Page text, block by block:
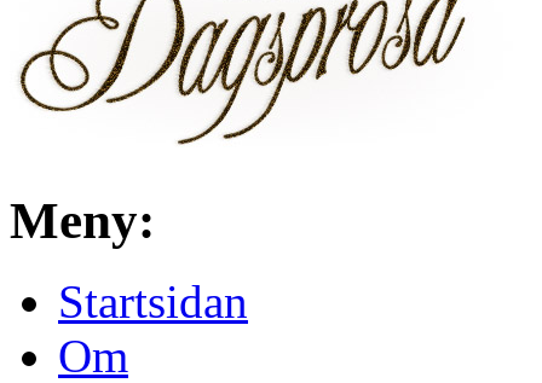
Meny:
Startsidan
Om